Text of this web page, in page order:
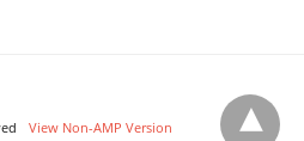
View Non-AMP Version